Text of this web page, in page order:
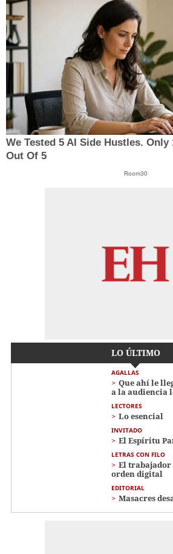
We Tested 5 AI Side Hustles. Only
Out Of 5
Room30
LO ÚLTIMO
AGALLAS
Que ahí le
a la audiencia
LECTORES
Lo esencial
INVITADO
El Espíritu
LETRAS CON FILO
El
orden digital
EDITORIAL
Masacres